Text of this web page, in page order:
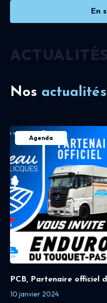
En
ACTUALITÉS
Nos actualités
Agenda
PCB, Partenaire officiel
10 janvier 2024